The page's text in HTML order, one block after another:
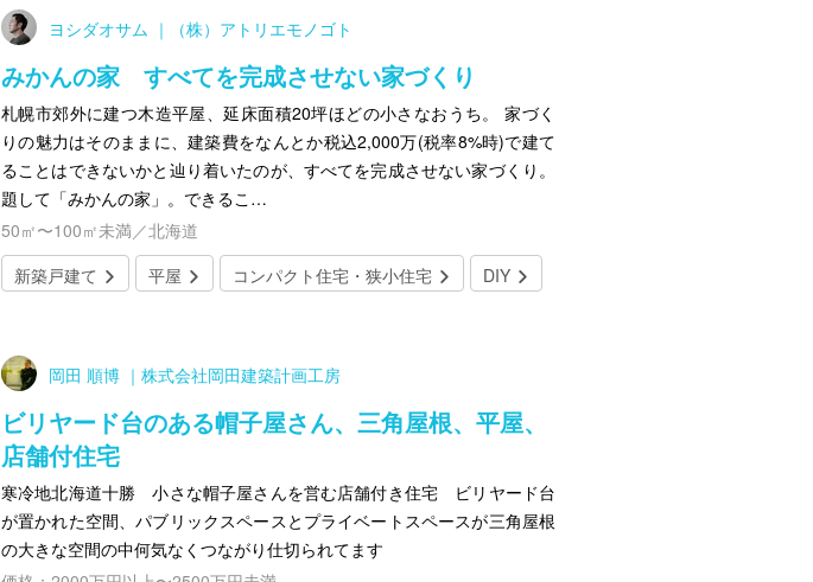
ヨシダオサム ｜（株）アトリエモノゴト
みかんの家 すべてを完成させない家づくり
札幌市郊外に建つ木造平屋、延床面積20坪ほどの小さなおうち。 家づく
りの魅力はそのままに、建築費をなんとか税込2,000万(税率8%時)で建て
ることはできないかと辿り着いたのが、すべてを完成させない家づくり。
題して「みかんの家」。できるこ…
50㎡〜100㎡未満／北海道
新築戸建て
平屋 コンパクト住宅・狭小住宅 DIY
岡田 順博 ｜株式会社岡田建築計画工房
ビリヤード台のある帽子屋さん、三角屋根、平屋、
店舗付住宅
寒冷地北海道十勝 小さな帽子屋さんを営む店舗付き住宅 ビリヤード台
が置かれた空間、パブリックスペースとプライベートスペースが三角屋根
の大きな空間の中何気なくつながり仕切られてます